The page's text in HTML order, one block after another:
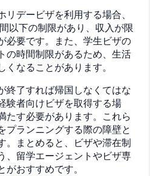
リデービザを利用する場合、
以下の制限があり、収入が限
必要です。また、学生ビザの
の時間制限があるため、生活
くなることがあります。
終了すれば帰国しなくてはな
験者向けビザを取得する場
たす必要があります。これら
プランニングする際の障壁と
。まとめると、ビザや滞在制
、留学エージェントやビザ専
がおすすめです。